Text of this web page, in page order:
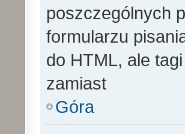
poszczególnych
formularzu
do HTML, ale
zamiast
Góra